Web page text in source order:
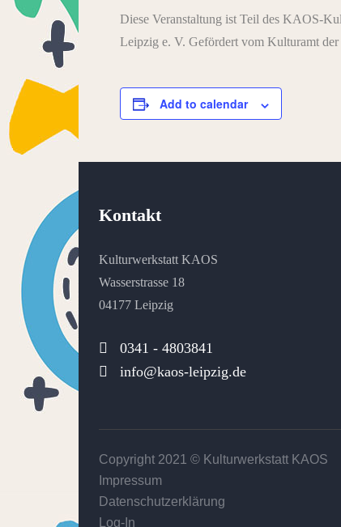
Diese Veranstaltung ist Teil des KAOS-
Leipzig e. V. Gefördert vom Kulturamt
Add to calendar
Kontakt
Kulturwerkstatt KAOS
Wasserstrasse 18
04177 Leipzig
0341 - 4803841
info@kaos-leipzig.de
Copyright 2021 © Kulturwerkstatt KAOS
Impressum
Datenschutzerklärung
Log-In